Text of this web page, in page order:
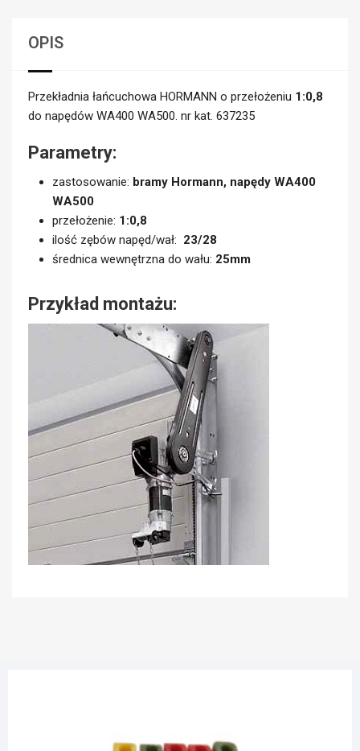
OPIS
Przekładnia łańcuchowa HORMANN o przełożeniu 1:0,8
do napędów WA400 WA500. nr kat. 637235
Parametry:
zastosowanie: bramy Hormann, napędy WA400
WA500
przełożenie: 1:0,8
ilość zębów napęd/wał: 23/28
średnica wewnętrzna do wału: 25mm
Przykład montażu: